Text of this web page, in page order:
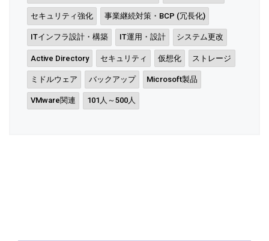
セキュリティ強化 事業継続対策・BCP (冗長化)
ITインフラ設計・構築 IT運用・設計 システム更改
Active Directory セキュリティ 仮想化 ストレージ
ミドルウェア バックアップ Microsoft製品
VMware関連 101人～500人